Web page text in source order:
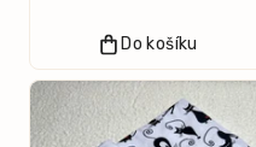
Do košíku